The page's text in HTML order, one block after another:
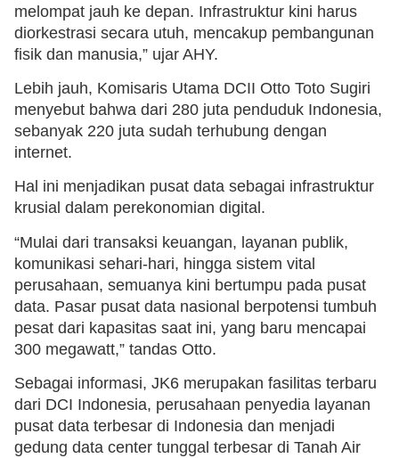
melompat jauh ke depan. Infrastruktur kini harus
diorkestrasi secara utuh, mencakup pembangunan
fisik dan manusia,” ujar AHY.
Lebih jauh, Komisaris Utama DCII Otto Toto Sugiri
menyebut bahwa dari 280 juta penduduk Indonesia,
sebanyak 220 juta sudah terhubung dengan
internet.
Hal ini menjadikan pusat data sebagai infrastruktur
krusial dalam perekonomian digital.
“Mulai dari transaksi keuangan, layanan publik,
komunikasi sehari-hari, hingga sistem vital
perusahaan, semuanya kini bertumpu pada pusat
data. Pasar pusat data nasional berpotensi tumbuh
pesat dari kapasitas saat ini, yang baru mencapai
300 megawatt,” tandas Otto.
Sebagai informasi, JK6 merupakan fasilitas terbaru
dari DCI Indonesia, perusahaan penyedia layanan
pusat data terbesar di Indonesia dan menjadi
gedung data center tunggal terbesar di Tanah Air